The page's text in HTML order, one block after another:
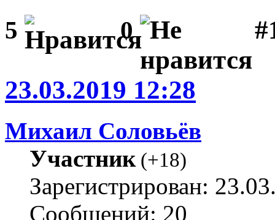
5 0
23.03.2019 12:28
Михаил Соловьёв
Участник(+18)
Зарегистрирован:
Сообщений: 20